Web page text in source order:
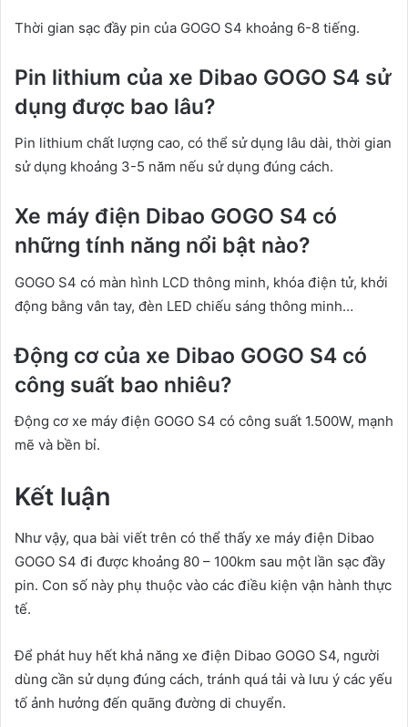
Thời gian sạc đầy pin của GOGO S4 khoảng 6-8 tiếng.
Pin lithium của xe Dibao GOGO S4 sử
dụng được bao lâu?
Pin lithium chất lượng cao, có thể sử dụng lâu dài, thời gian
sử dụng khoảng 3-5 năm nếu sử dụng đúng cách.
Xe máy điện Dibao GOGO S4 có
những tính năng nổi bật nào?
GOGO S4 có màn hình LCD thông minh, khóa điện tử, khởi
động bằng vân tay, đèn LED chiếu sáng thông minh…
Động cơ của xe Dibao GOGO S4 có
công suất bao nhiêu?
Động cơ xe máy điện GOGO S4 có công suất 1.500W, mạnh
mẽ và bền bỉ.
Kết luận
Như vậy, qua bài viết trên có thể thấy xe máy điện Dibao
GOGO S4 đi được khoảng 80 – 100km sau một lần sạc đầy
pin. Con số này phụ thuộc vào các điều kiện vận hành thực
tế.
Để phát huy hết khả năng xe điện Dibao GOGO S4, người
dùng cần sử dụng đúng cách, tránh quá tải và lưu ý các yếu
tố ảnh hưởng đến quãng đường di chuyển.